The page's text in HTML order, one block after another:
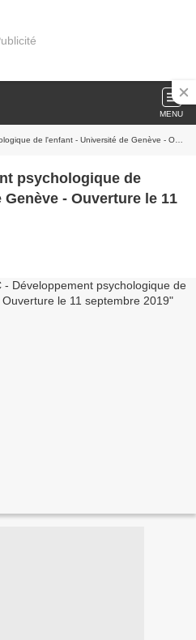
MENU
- Université de Genève - Ouverture le 11 septembre 2019
psychologique de
- Ouverture le 11